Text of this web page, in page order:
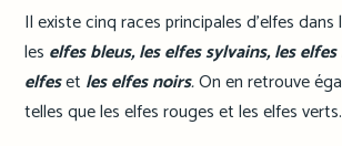
Il existe cinq races principales d’elfes dans
les elfes bleus, les elfes sylvains, les
elfeset les elfes noirs.On en retrouve
telles que les elfes rouges et les elfes verts.